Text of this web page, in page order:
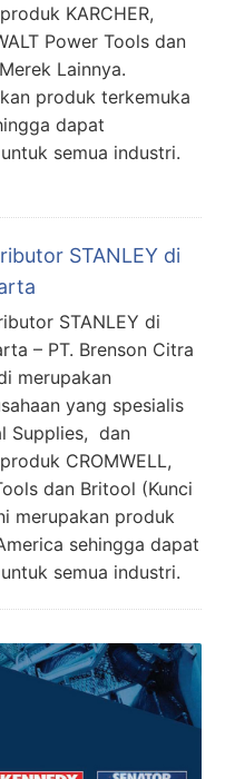
KARCHER,
Power Tools dan
Lainnya.
produk terkemuka
dapat
semua industri.
STANLEY di
STANLEY di
– PT. Brenson Citra
merupakan
yang spesialis
Supplies, dan
CROMWELL,
dan Britool (Kunci
merupakan produk
sehingga dapat
semua industri.